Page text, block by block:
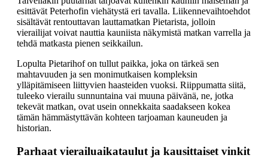
esittävät Peterhofin viehätystä eri tavalla. Liikennevaihtoehdot
sisältävät rentouttavan lauttamatkan Pietarista, jolloin
vierailijat voivat nauttia kauniista näkymistä matkan varrella ja
tehdä matkasta pienen seikkailun.
Lopulta Pietarihof on tullut paikka, joka on tärkeä sen
mahtavuuden ja sen monimutkaisen kompleksin
ylläpitämiseen liittyvien haasteiden vuoksi. Riippumatta siitä,
tuleeko vierailu sunnuntaina vai muuna päivänä, ne, jotka
tekevät matkan, ovat usein onnekkaita saadakseen kokea
tämän hämmästyttävän kohteen tarjoaman kauneuden ja
historian.
Parhaat vierailuaikataulut ja kausittaiset vinkit